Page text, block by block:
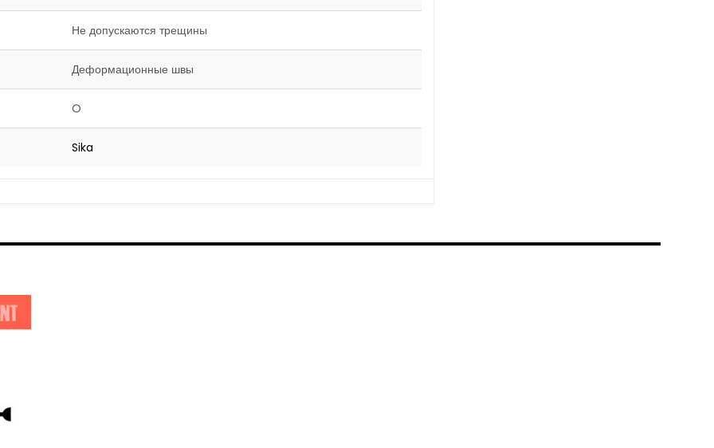
Не допускаются трещины
Деформационные швы
O
Sika